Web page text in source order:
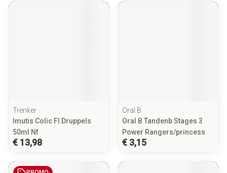
Trenker
Imutis Colic Fl Druppels
50ml Nf
€ 13,98
Oral B
Oral B Tandenb Stages 3
Power Rangers/princess
€ 3,15